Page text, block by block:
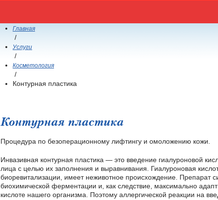
Главная
/
Услуги
/
Косметология
/
Контурная пластика
Контурная пластика
Процедура по безоперационному лифтингу и омоложению кожи.
Инвазивная контурная пластика — это введение гиалуроновой
лица с целью их заполнения и выравнивания. Гиалуроновая
биоревитализации, имеет неживотное происхождение. Препарат
биохимической ферментации и, как следствие, максимально
кислоте нашего организма. Поэтому аллергической реакции на